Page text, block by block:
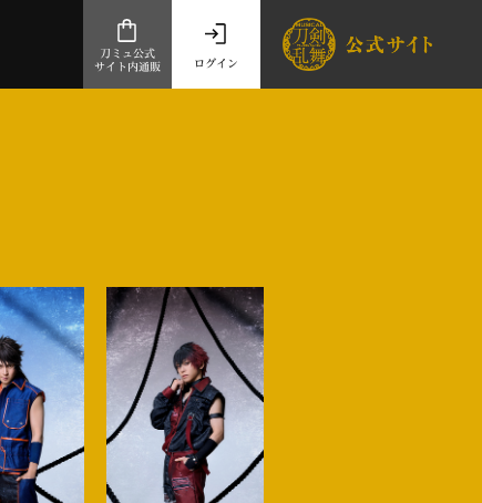
ログイン
刀ミュ公式
サイト内通販